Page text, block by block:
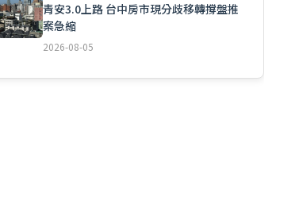
青安3.0上路 台中房市現分歧移轉撐盤推
案急縮
2026-08-05